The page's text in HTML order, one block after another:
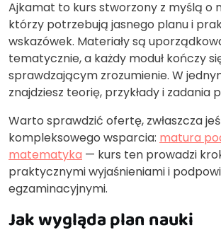
Ajkamat to kurs stworzony z myślą o
którzy potrzebują jasnego planu i
wskazówek. Materiały są
tematycznie, a każdy moduł kończy
sprawdzającym zrozumienie. W
znajdziesz teorię, przykłady i zadania
Warto sprawdzić ofertę, zwłaszcza
kompleksowego wsparcia: matura
matematyka — kurs ten prowadzi
praktycznymi wyjaśnieniami i
egzaminacyjnymi.
Jak wygląda plan nauki